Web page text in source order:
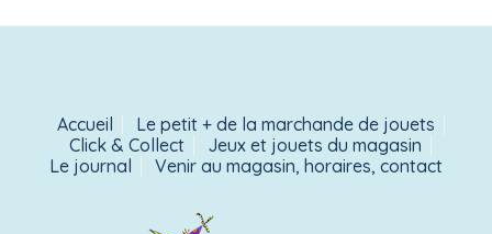
Accueil
Le petit + de la marchande de jouets
Click & Collect
Jeux et jouets du magasin
Le journal
Venir au magasin, horaires, contact